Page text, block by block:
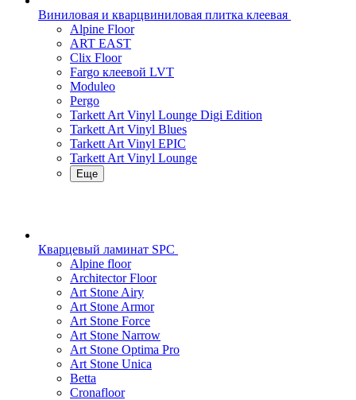
Виниловая и кварцвиниловая плитка клеевая
Alpine Floor
ART EAST
Clix Floor
Fargo клеевой LVT
Moduleo
Pergo
Tarkett Art Vinyl Lounge Digi Edition
Tarkett Art Vinyl Blues
Tarkett Art Vinyl EPIC
Tarkett Art Vinyl Lounge
Еще
Кварцевый ламинат SPC
Alpine floor
Architector Floor
Art Stone Airy
Art Stone Armor
Art Stone Force
Art Stone Narrow
Art Stone Optima Pro
Art Stone Unica
Betta
Cronafloor